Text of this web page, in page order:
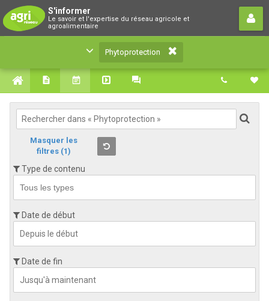
S'informer
Le savoir et l'expertise du réseau agricole et
agroalimentaire
Phytoprotection
Le savoir et l'expertise du réseau agricole et
agroalimentaire
Phytoprotection
Masquer les
filtres (1)
Type de contenu
Date de début
Date de fin